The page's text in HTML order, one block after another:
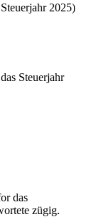
2025)
Steuerjahr
das
zügig.